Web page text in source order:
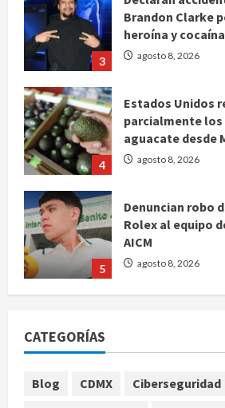
3
Brandon Clarke
heroína y cocaína
agosto 8, 2026
4
Estados Unidos
parcialmente los
aguacate desde
agosto 8, 2026
5
Denuncian robo
Rolex al equipo
AICM
agosto 8, 2026
CATEGORÍAS
Blog CDMX Ciberseguridad